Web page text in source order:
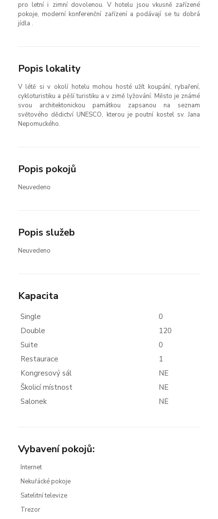
pro letní i zimní dovolenou. V hotelu jsou vkusně zařízené
pokoje, moderní konferenční zařízení a podávají se tu dobrá
jídla .
Popis lokality
V létě si v okolí hotelu mohou hosté užít koupání, rybaření,
cykloturistiku a pěší turistiku a v zimě lyžování. Město je známé
svou architektonickou památkou zapsanou na seznam
světového dědictví UNESCO, kterou je poutní kostel sv. Jana
Nepomuckého.
Popis pokojů
Neuvedeno
Popis služeb
Neuvedeno
Kapacita
Single
0
Double
120
Suite
0
Restaurace
1
Kongresový sál
NE
Školicí místnost
NE
Salonek
NE
Vybavení pokojů:
Internet
Nekuřácké pokoje
Satelitní televize
Trezor